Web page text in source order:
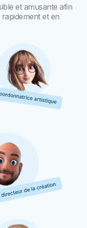
et amusante afin
et en